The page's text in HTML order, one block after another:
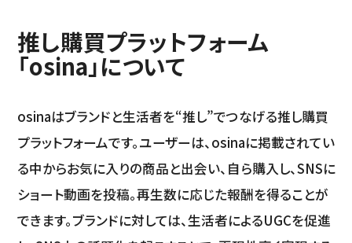
推し購買プラットフォーム
「osina」について
osinaはブランドと生活者を“推し”でつなげる推し購買
プラットフォームです。ユーザーは、osinaに掲載されてい
る中からお気に入りの商品と出会い、自ら購入し、SNSに
ショート動画を投稿。再生数に応じた報酬を得ることが
できます。ブランドに対しては、生活者によるUGCを促進